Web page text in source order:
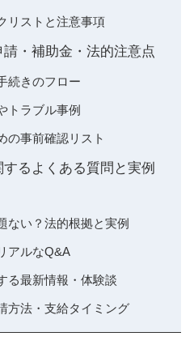
リストと注意事項
・補助金・法的注意点
続きのフロー
トラブル事例
の事前確認リスト
るよくある質問と実例
ない？法的根拠と実例
アルなQ&A
る最新情報・体験談
方法・支給タイミング